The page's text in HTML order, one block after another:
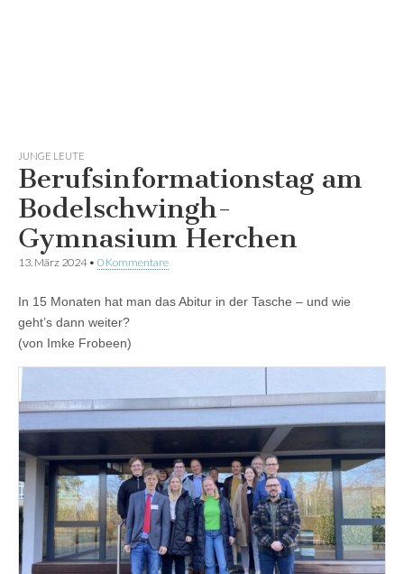
JUNGE LEUTE
Berufsinformationstag am
Bodelschwingh-
Gymnasium Herchen
13. März 2024• 0 Kommentare
In 15 Monaten hat man das Abitur in der Tasche – und wie
geht’s dann weiter?
(von Imke Frobeen)